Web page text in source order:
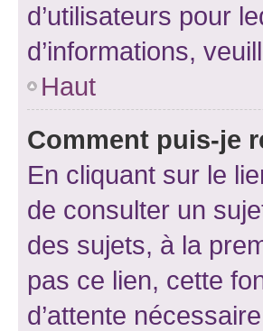
d’utilisateurs pour
d’informations,
Haut
Comment puis-je
En cliquant sur le
de consulter un
des sujets, à la
pas ce lien, cette
d’attente